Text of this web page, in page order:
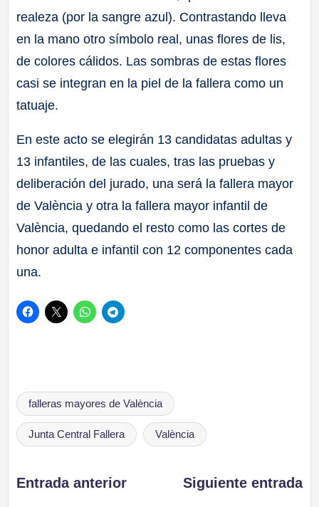
realeza (por la sangre azul). Contrastando lleva
en la mano otro símbolo real, unas flores de lis,
de colores cálidos. Las sombras de estas flores
casi se integran en la piel de la fallera como un
tatuaje.
En este acto se elegirán 13 candidatas adultas y
13 infantiles, de las cuales, tras las pruebas y
deliberación del jurado, una será la fallera mayor
de València y otra la fallera mayor infantil de
València, quedando el resto como las cortes de
honor adulta e infantil con 12 componentes cada
una.
Etiquetas:
falleras mayores de València
Junta Central Fallera València
Navegación
Entrada anterior Siguiente entrada